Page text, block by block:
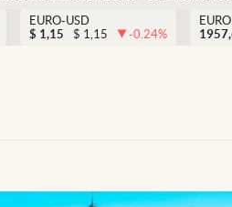
EURO-USD
$ 1,15 $ 1,15 -0.24%